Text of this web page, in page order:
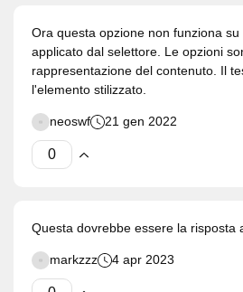
Ora questa opzione non funziona
applicato dal selettore. Le opzioni
rappresentazione del contenuto. Il
l'elemento stilizzato.
neoswf 21 gen 2022
Questa dovrebbe essere la risposta
markzzz 4 apr 2023